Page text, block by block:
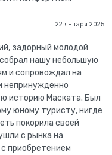
22 января 2025
задорный молодой
нашу небольшую
и сопровождал на
непринужденно
историю Маската. Был
юному туристу, нигде
покорила своей
с рынка на
приобретением